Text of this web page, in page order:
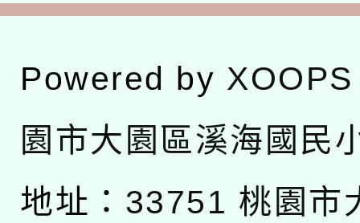
Powered by XOOPS
園市大園區溪海國民
地址： 33751 桃園市